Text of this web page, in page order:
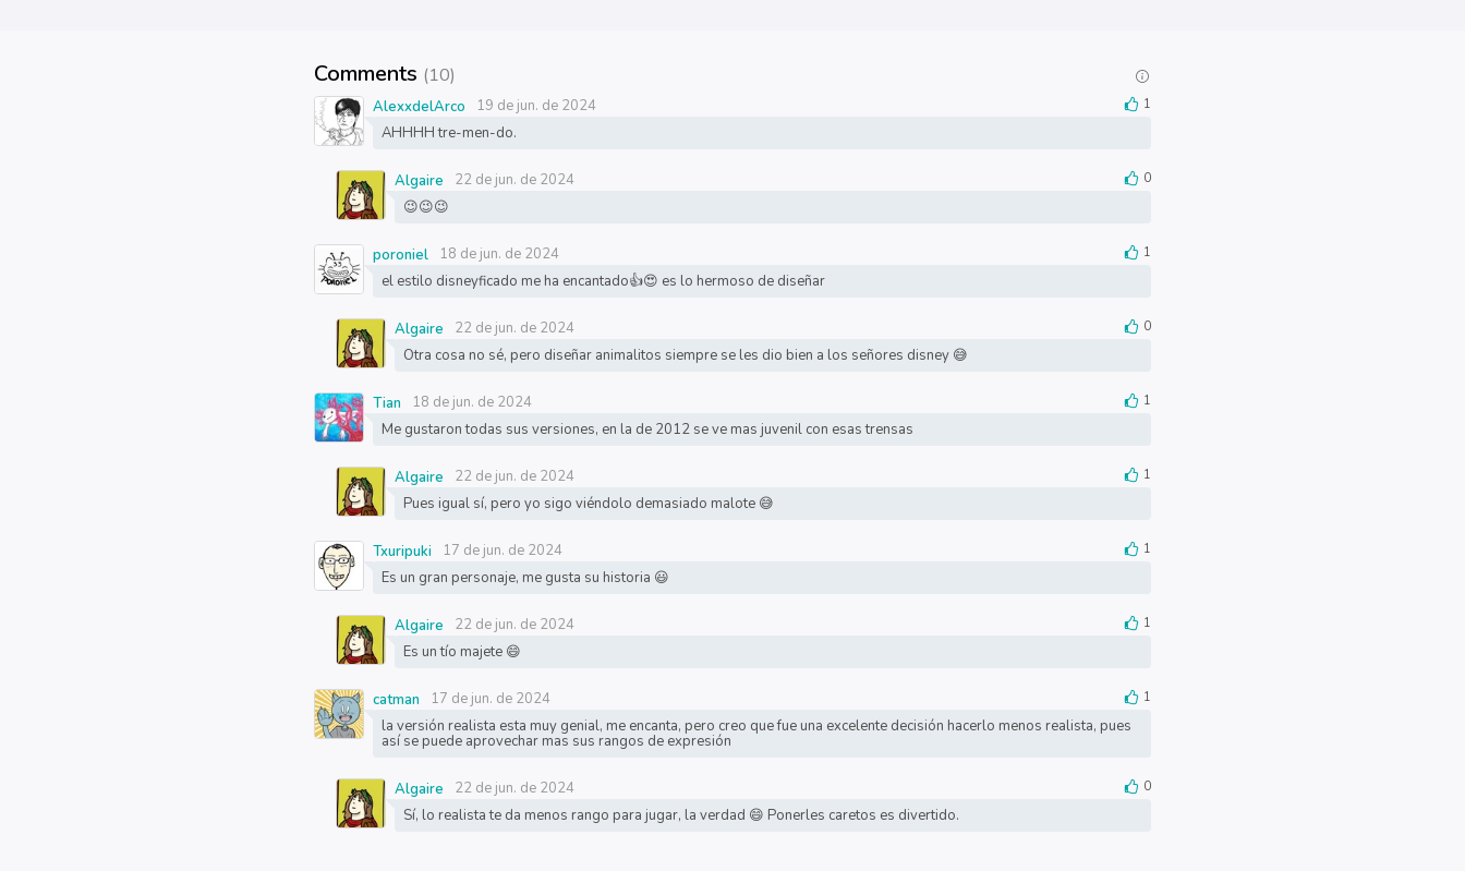
Comments (10)
AlexxdelArco 19 de jun. de 2024 1
AHHHH tre-men-do.
Algaire 22 de jun. de 2024 0
😉😉😉
poroniel 18 de jun. de 2024 1
el estilo disneyficado me ha encantado👍😍 es lo hermoso de diseñar
Algaire 22 de jun. de 2024 0
Otra cosa no sé, pero diseñar animalitos siempre se les dio bien a los señores disney 😅
Tian 18 de jun. de 2024 1
Me gustaron todas sus versiones, en la de 2012 se ve mas juvenil con esas trensas
Algaire 22 de jun. de 2024 1
Pues igual sí, pero yo sigo viéndolo demasiado malote 😅
Txuripuki 17 de jun. de 2024 1
Es un gran personaje, me gusta su historia 😃
Algaire 22 de jun. de 2024 1
Es un tío majete 😄
catman 17 de jun. de 2024 1
la versión realista esta muy genial, me encanta, pero creo que fue una excelente decisión hacerlo menos realista, pues
así se puede aprovechar mas sus rangos de expresión
Algaire 22 de jun. de 2024 0
Sí, lo realista te da menos rango para jugar, la verdad 😄 Ponerles caretos es divertido.